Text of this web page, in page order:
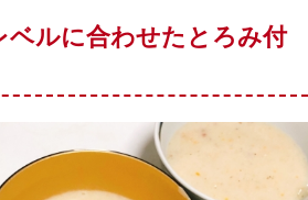
ベルに合わせたとろみ付